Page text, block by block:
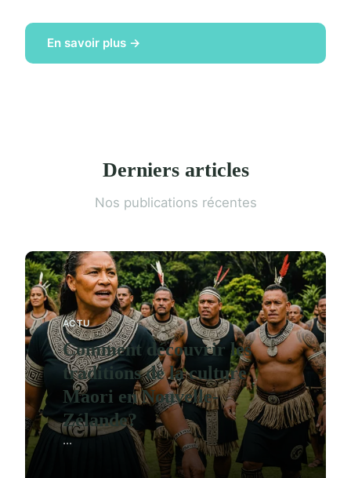
En savoir plus →
Derniers articles
Nos publications récentes
ACTU
Comment découvrir les
traditions de la culture
Maori en Nouvelle-
Zélande?
...